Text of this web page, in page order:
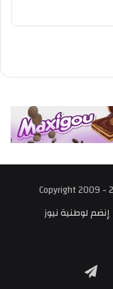
إنضم لوطنية نيوز
انستقرام